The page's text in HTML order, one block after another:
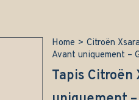
Home > Citroën
Avant uniquement –
Tapis Citroën